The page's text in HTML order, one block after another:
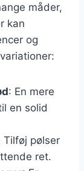
måder,
kan
og
: En mere
en solid
Tilføj pølser
ret.